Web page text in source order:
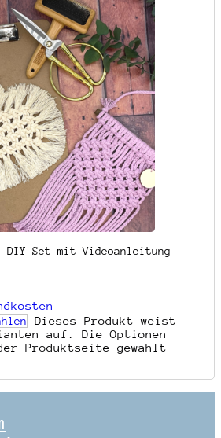
DIY-Set mit Videoanleitung
Dieses Produkt weist
auf. Die Optionen
Produktseite gewählt